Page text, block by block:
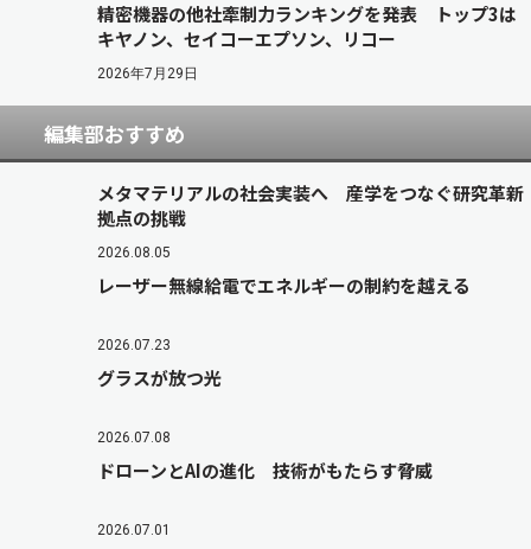
精密機器の他社牽制力ランキングを発表 トップ3は
キヤノン、セイコーエプソン、リコー
2026年7月29日
編集部おすすめ
メタマテリアルの社会実装へ 産学をつなぐ研究革新
拠点の挑戦
2026.08.05
レーザー無線給電でエネルギーの制約を越える
2026.07.23
グラスが放つ光
2026.07.08
ドローンとAIの進化 技術がもたらす脅威
2026.07.01